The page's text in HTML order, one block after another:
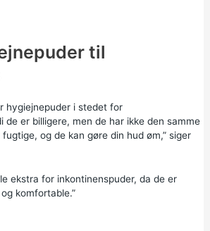
til
hygiejnepuder i stedet for
de er billigere, men de har ikke den samme
og de kan gøre din hud øm,” siger
ekstra for inkontinenspuder, da de er
komfortable.”